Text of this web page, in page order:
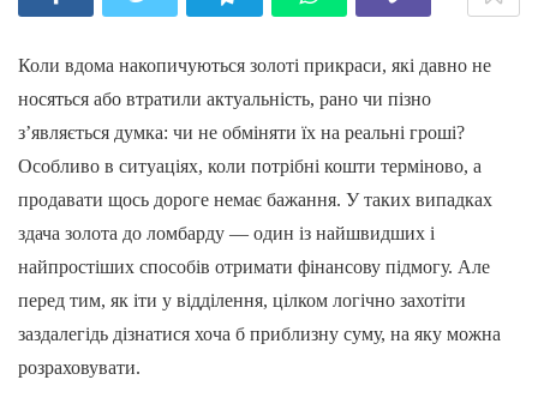
Коли вдома накопичуються золоті прикраси, які давно не
носяться або втратили актуальність, рано чи пізно
з’являється думка: чи не обміняти їх на реальні гроші?
Особливо в ситуаціях, коли потрібні кошти терміново, а
продавати щось дороге немає бажання. У таких випадках
здача золота до ломбарду — один із найшвидших і
найпростіших способів отримати фінансову підмогу. Але
перед тим, як іти у відділення, цілком логічно захотіти
заздалегідь дізнатися хоча б приблизну суму, на яку можна
розраховувати.